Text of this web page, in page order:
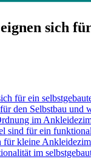
sich
für ein
den Selbstbau und
im
sind für ein
kleine
im